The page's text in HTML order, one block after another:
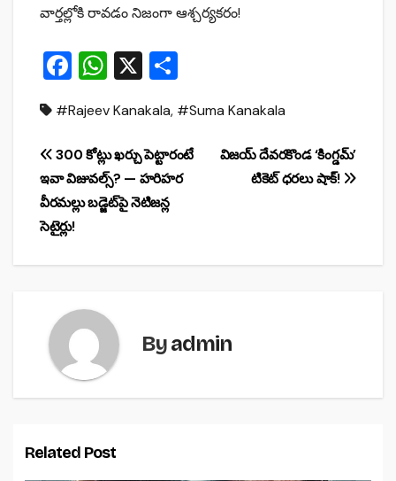
వార్తల్లోకి రావడం నిజంగా ఆశ్చర్యకరం!
F
c
e
b
o
o
k
W
at
s
A
p
X
ar
e
#Rajeev Kanakala, #Suma Kanakala
Post
navigation
విజయ్ దేవరకొండ ‘కింగ్డమ్’
టికెట్ ధరలు షాక్!
300 కోట్లు ఖర్చు పెట్టారంటే
ఇవా విజువల్స్? — హరిహర
వీరమల్లు బడ్జెట్‌పై నెటిజన్ల
సెటైర్లు!
Byadmin
Related Post